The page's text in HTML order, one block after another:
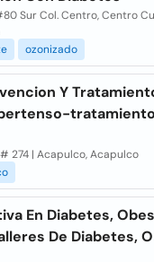
Sur Col. Centro, Centro
ozonizado
Y
274 | Acapulco, Acapulco
En Diabetes,
De Diabetes,